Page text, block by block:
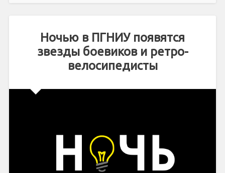
Ночью в ПГНИУ появятся
звезды боевиков и ретро-
велосипедисты